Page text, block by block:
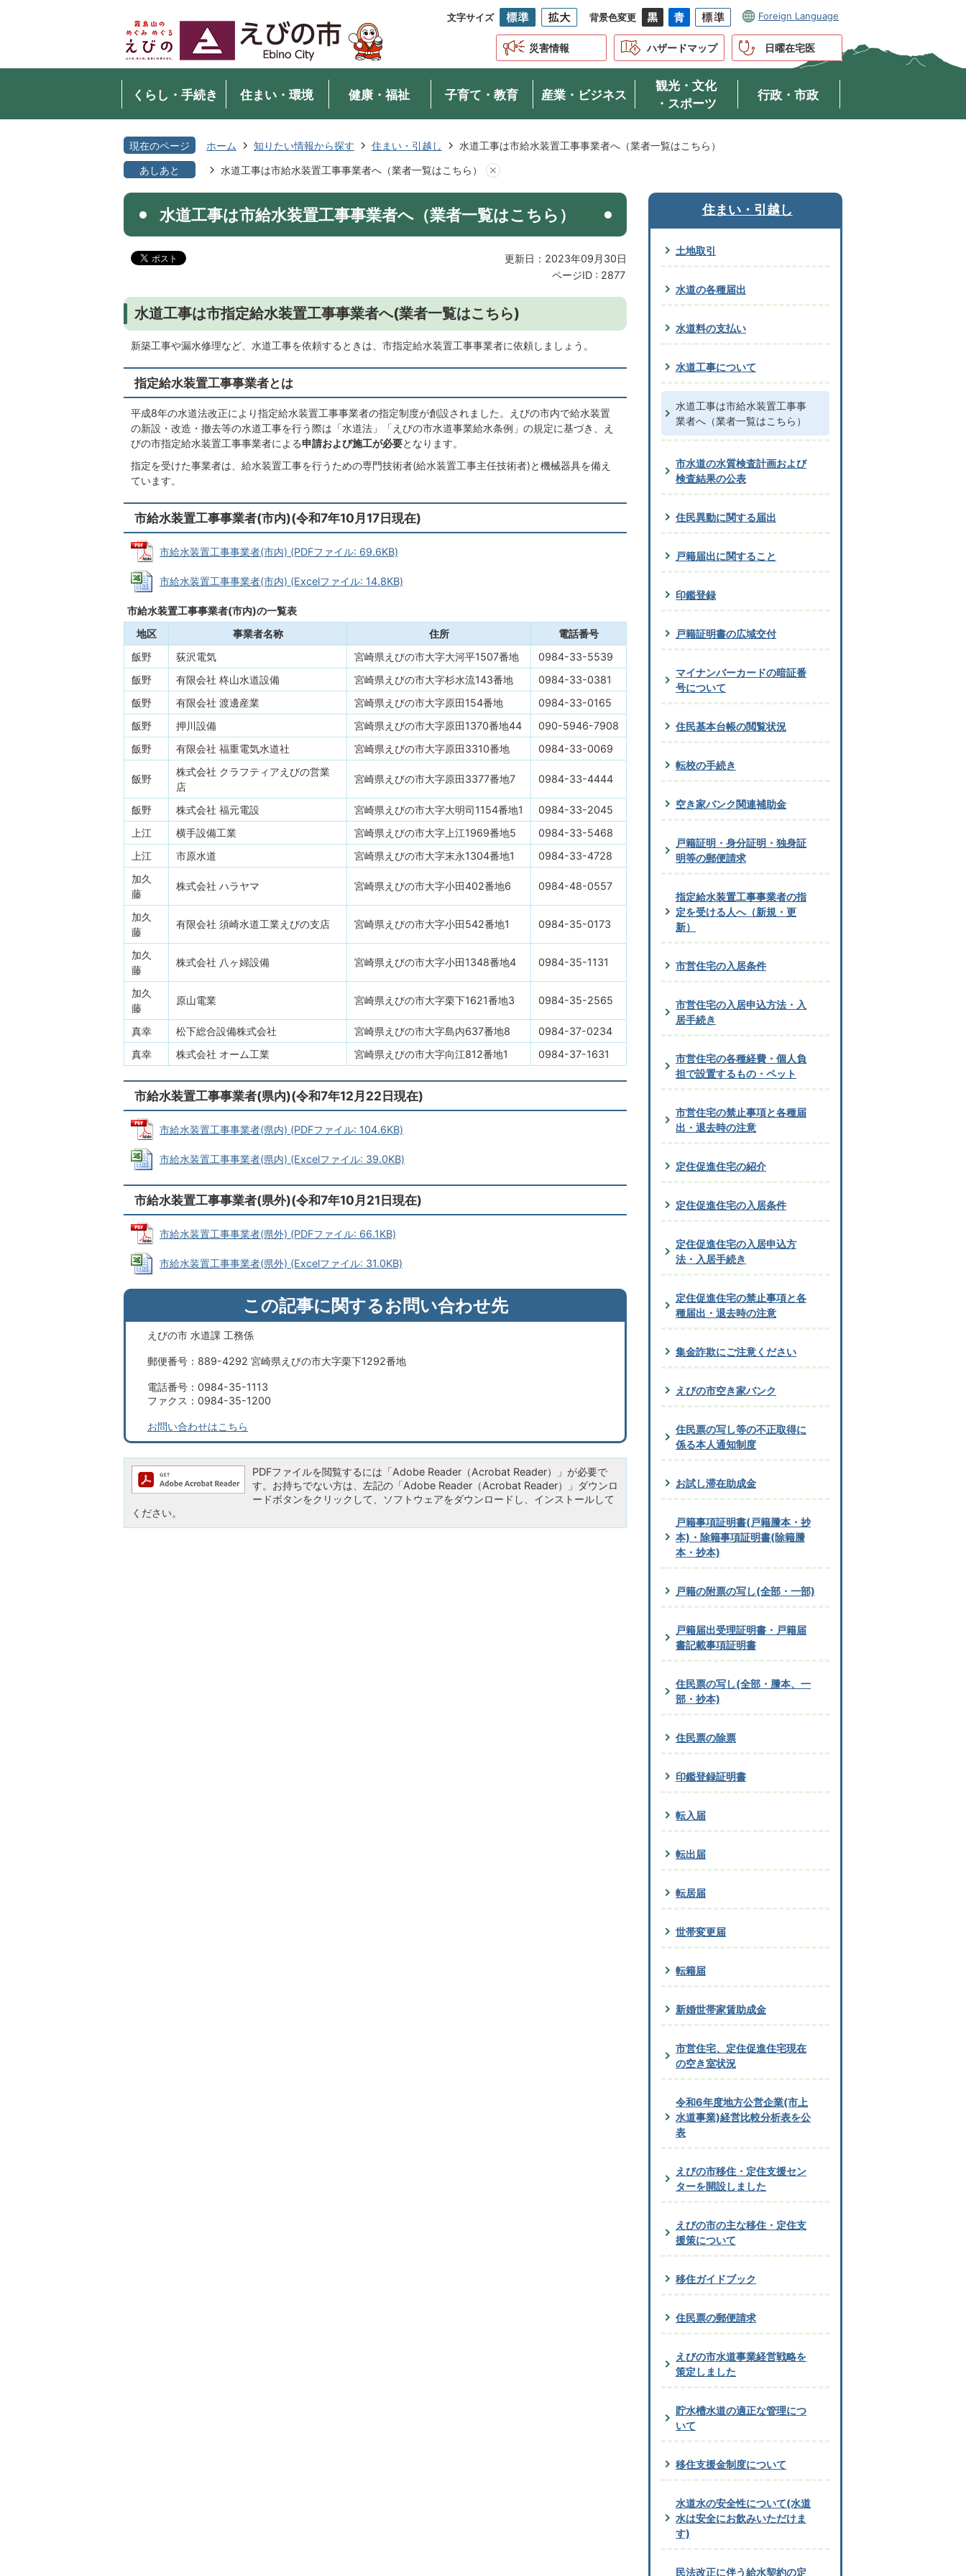
文字サイズ 背景色変更 Foreign Language
災害情報 ハザードマップ 日曜在宅医
くらし・手続き 住まい・環境 健康・福祉 子育て・教育 産業・ビジネス
観光・文化
・スポーツ
行政・市政
現在のページ ホーム 知りたい情報から探す 住まい・引越し
水道工事は市給水装置工事事業者へ（業者一覧はこちら）
あしあと
水道工事は市給水装置工事事業者へ（業者一覧はこちら）
水道工事は市給水装置工事事業者へ（業者一覧はこちら）
更新日：2023年09月30日
ページID : 2877
水道工事は市指定給水装置工事事業者へ(業者一覧はこちら)
新築工事や漏水修理など、水道工事を依頼するときは、市指定給水装置工事事業者に依頼しましょう。
指定給水装置工事事業者とは
平成8年の水道法改正により指定給水装置工事事業者の指定制度が創設されました。えびの市内で給水装置
の新設・改造・撤去等の水道工事を行う際は「水道法」「えびの市水道事業給水条例」の規定に基づき、え
びの市指定給水装置工事事業者による申請および施工が必要となります。
指定を受けた事業者は、給水装置工事を行うための専門技術者(給水装置工事主任技術者)と機械器具を備え
ています。
市給水装置工事事業者(市内)(令和7年10月17日現在)
市給水装置工事事業者(市内) (PDFファイル: 69.6KB)
市給水装置工事事業者(市内) (Excelファイル: 14.8KB)
市給水装置工事事業者(市内)の一覧表
地区
事業者名称 住所
電話番号
飯野
荻沢電気 宮崎県えびの市大字大河平1507番地
0984-33-5539
飯野
有限会社 柊山水道設備 宮崎県えびの市大字杉水流143番地
0984-33-0381
飯野
有限会社 渡邊産業 宮崎県えびの市大字原田154番地
0984-33-0165
飯野
押川設備 宮崎県えびの市大字原田1370番地44
090-5946-7908
飯野
有限会社 福重電気水道社 宮崎県えびの市大字原田3310番地 0984-33-0069
飯野
株式会社 クラフティアえびの営業
店
宮崎県えびの市大字原田3377番地7 0984-33-4444
飯野 株式会社 福元電設 宮崎県えびの市大字大明司1154番地1
0984-33-2045
上江
横手設備工業 宮崎県えびの市大字上江1969番地5
0984-33-5468
上江
市原水道 宮崎県えびの市大字末永1304番地1
0984-33-4728
加久
藤
株式会社 ハラヤマ 宮崎県えびの市大字小田402番地6 0984-48-0557
加久
藤
有限会社 須崎水道工業えびの支店 宮崎県えびの市大字小田542番地1 0984-35-0173
加久
藤
株式会社 八ヶ婦設備 宮崎県えびの市大字小田1348番地4 0984-35-1131
加久
藤
原山電業 宮崎県えびの市大字栗下1621番地3 0984-35-2565
真幸 松下総合設備株式会社 宮崎県えびの市大字島内637番地8
0984-37-0234
真幸
株式会社 オーム工業 宮崎県えびの市大字向江812番地1 0984-37-1631
市給水装置工事事業者(県内)(令和7年12月22日現在)
市給水装置工事事業者(県内) (PDFファイル: 104.6KB)
市給水装置工事事業者(県内) (Excelファイル: 39.0KB)
市給水装置工事事業者(県外)(令和7年10月21日現在)
市給水装置工事事業者(県外) (PDFファイル: 66.1KB)
市給水装置工事事業者(県外) (Excelファイル: 31.0KB)
この記事に関するお問い合わせ先
えびの市 水道課 工務係
郵便番号：889-4292 宮崎県えびの市大字栗下1292番地
電話番号：0984-35-1113
ファクス：0984-35-1200
お問い合わせはこちら
PDFファイルを閲覧するには「Adobe Reader（Acrobat Reader）」が必要で
す。お持ちでない方は、左記の「Adobe Reader（Acrobat Reader）」ダウンロ
ードボタンをクリックして、ソフトウェアをダウンロードし、インストールして
ください。
住まい・引越し
土地取引
水道の各種届出
水道料の支払い
水道工事について
水道工事は市給水装置工事事
業者へ（業者一覧はこちら）
市水道の水質検査計画および
検査結果の公表
住民異動に関する届出
戸籍届出に関すること
印鑑登録
戸籍証明書の広域交付
マイナンバーカードの暗証番
号について
住民基本台帳の閲覧状況
転校の手続き
空き家バンク関連補助金
戸籍証明・身分証明・独身証
明等の郵便請求
指定給水装置工事事業者の指
定を受ける人へ（新規・更
新）
市営住宅の入居条件
市営住宅の入居申込方法・入
居手続き
市営住宅の各種経費・個人負
担で設置するもの・ペット
市営住宅の禁止事項と各種届
出・退去時の注意
定住促進住宅の紹介
定住促進住宅の入居条件
定住促進住宅の入居申込方
法・入居手続き
定住促進住宅の禁止事項と各
種届出・退去時の注意
集金詐欺にご注意ください
えびの市空き家バンク
住民票の写し等の不正取得に
係る本人通知制度
お試し滞在助成金
戸籍事項証明書(戸籍謄本・抄
本)・除籍事項証明書(除籍謄
本・抄本)
戸籍の附票の写し(全部・一部)
戸籍届出受理証明書・戸籍届
書記載事項証明書
住民票の写し(全部・謄本、一
部・抄本)
住民票の除票
印鑑登録証明書
転入届
転出届
転居届
世帯変更届
転籍届
新婚世帯家賃助成金
市営住宅、定住促進住宅現在
の空き室状況
令和6年度地方公営企業(市上
水道事業)経営比較分析表を公
表
えびの市移住・定住支援セン
ターを開設しました
えびの市の主な移住・定住支
援策について
移住ガイドブック
住民票の郵便請求
えびの市水道事業経営戦略を
策定しました
貯水槽水道の適正な管理につ
いて
移住支援金制度について
水道水の安全性について(水道
水は安全にお飲みいただけま
す)
民法改正に伴う給水契約の定